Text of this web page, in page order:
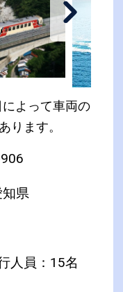
よって車両の
ります。
県
人員：15名